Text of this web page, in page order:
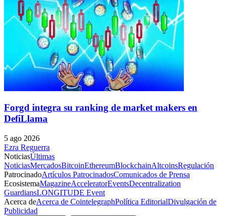
Forgd integra su ranking de market makers en
DefiLlama
5 ago 2026
Ezra Reguerra
NoticiasÚltimas
NoticiasMercadosBitcoinEthereumBlockchainAltcoinsRegulación
PatrocinadoArtículos PatrocinadosComunicados de Prensa
EcosistemaMagazineAcceleratorEventsDecentralization
GuardiansLONGITUDE Event
Acerca deAcerca de CointelegraphPolítica EditorialDivulgación de
Publicidad